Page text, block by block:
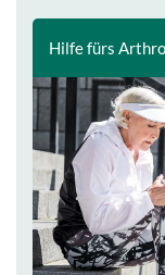
Hilfe fürs